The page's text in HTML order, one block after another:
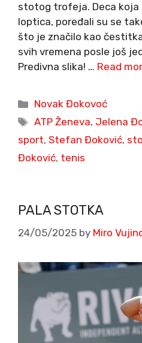
stotog trofeja. Deca koja
loptica, poređali su se
što je značilo kao
svih vremena posle još
Predivna slika! … Read
Categories
Novak Đokovoć
Tags
ATP Ženeva, Jelena
sport, Stefan Đoković,
Đoković, tenis
PALA STOTKA
24/05/2025 by Miro